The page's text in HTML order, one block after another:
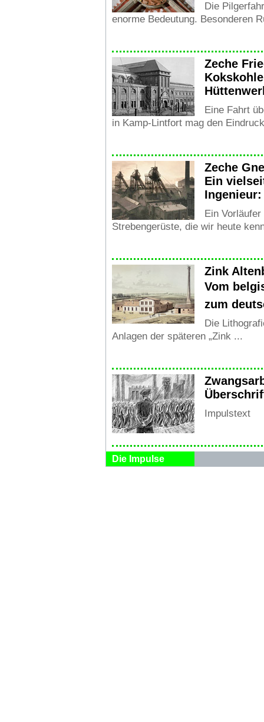
Die
enorme Bedeutung. Besonderen
Zeche
Eine Fahrt
in Kamp-Lintfort mag den
Zeche
Ein
Ein
Strebengerüste, die wir heute
Zink
Vom
zum
Die
Anlagen der späteren „Zink ...
Impulstext
Die Impulse